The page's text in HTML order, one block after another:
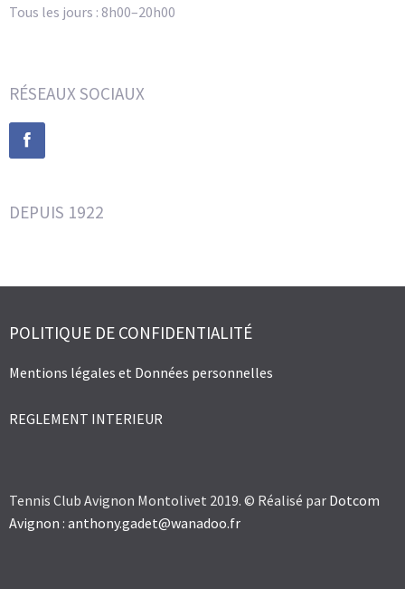
Tous les jours : 8h00–20h00
RÉSEAUX SOCIAUX
DEPUIS 1922
POLITIQUE DE CONFIDENTIALITÉ
Mentions légales et Données personnelles
REGLEMENT INTERIEUR
Tennis Club Avignon Montolivet 2019. © Réalisé par Dotcom
Avignon : anthony.gadet@wanadoo.fr